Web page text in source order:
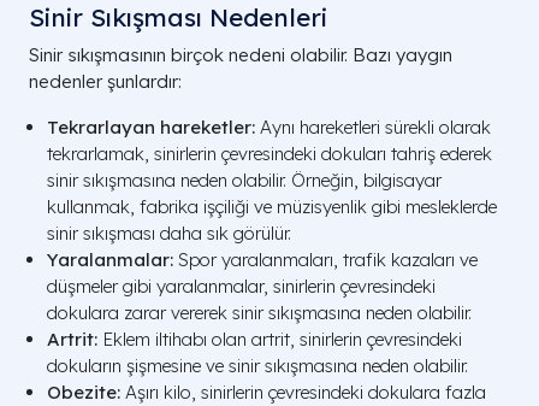
Sinir Sıkışması Nedenleri
Sinir sıkışmasının birçok nedeni olabilir. Bazı yaygın
nedenler şunlardır:
Tekrarlayan hareketler: Aynı hareketleri sürekli olarak
tekrarlamak, sinirlerin çevresindeki dokuları tahriş ederek
sinir sıkışmasına neden olabilir. Örneğin, bilgisayar
kullanmak, fabrika işçiliği ve müzisyenlik gibi mesleklerde
sinir sıkışması daha sık görülür.
Yaralanmalar: Spor yaralanmaları, trafik kazaları ve
düşmeler gibi yaralanmalar, sinirlerin çevresindeki
dokulara zarar vererek sinir sıkışmasına neden olabilir.
Artrit: Eklem iltihabı olan artrit, sinirlerin çevresindeki
dokuların şişmesine ve sinir sıkışmasına neden olabilir.
Obezite: Aşırı kilo, sinirlerin çevresindeki dokulara fazla